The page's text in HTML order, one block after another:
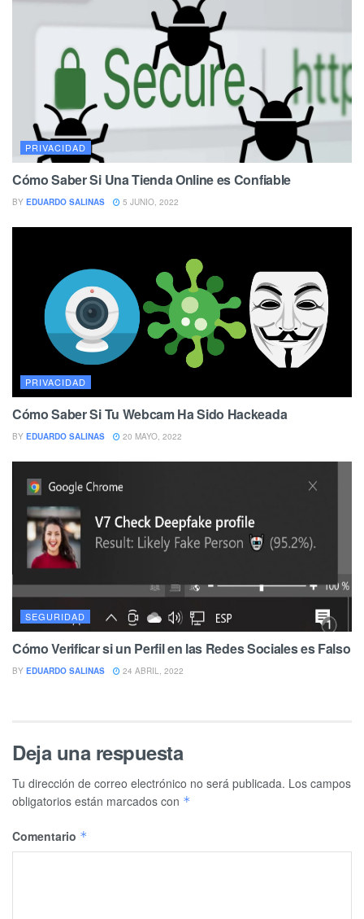
PRIVACIDAD
Cómo Saber Si Una Tienda Online es Confiable
BY EDUARDO SALINAS 5 JUNIO, 2022
PRIVACIDAD
Cómo Saber Si Tu Webcam Ha Sido Hackeada
BY EDUARDO SALINAS 20 MAYO, 2022
SEGURIDAD
Cómo Verificar si un Perfil en las Redes Sociales es Falso
BY EDUARDO SALINAS 24 ABRIL, 2022
Deja una respuesta
Tu dirección de correo electrónico no será publicada. Los campos
obligatorios están marcados con *
Comentario *